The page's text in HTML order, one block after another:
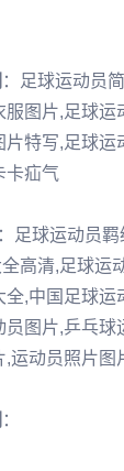
：足球运动员
图片,足球运
特写,足球运
卡疝气
：足球运动员
高清,足球运
,中国足球运
员图片,乒乓球
,运动员照片图
：